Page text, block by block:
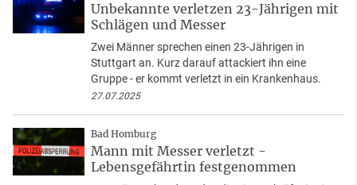
Unbekannte verletzen 23-Jährigen mit
Schlägen und Messer
Zwei Männer sprechen einen 23-Jährigen in
Stuttgart an. Kurz darauf attackiert ihn eine
Gruppe - er kommt verletzt in ein Krankenhaus.
27.07.2025
Bad Homburg
Mann mit Messer verletzt -
Lebensgefährtin festgenommen